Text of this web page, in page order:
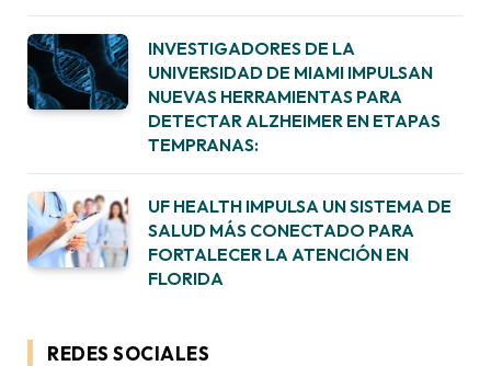
INVESTIGADORES DE LA
UNIVERSIDAD DE MIAMI IMPULSAN
NUEVAS HERRAMIENTAS PARA
DETECTAR ALZHEIMER EN ETAPAS
TEMPRANAS:
UF HEALTH IMPULSA UN SISTEMA DE
SALUD MÁS CONECTADO PARA
FORTALECER LA ATENCIÓN EN
FLORIDA
REDES SOCIALES